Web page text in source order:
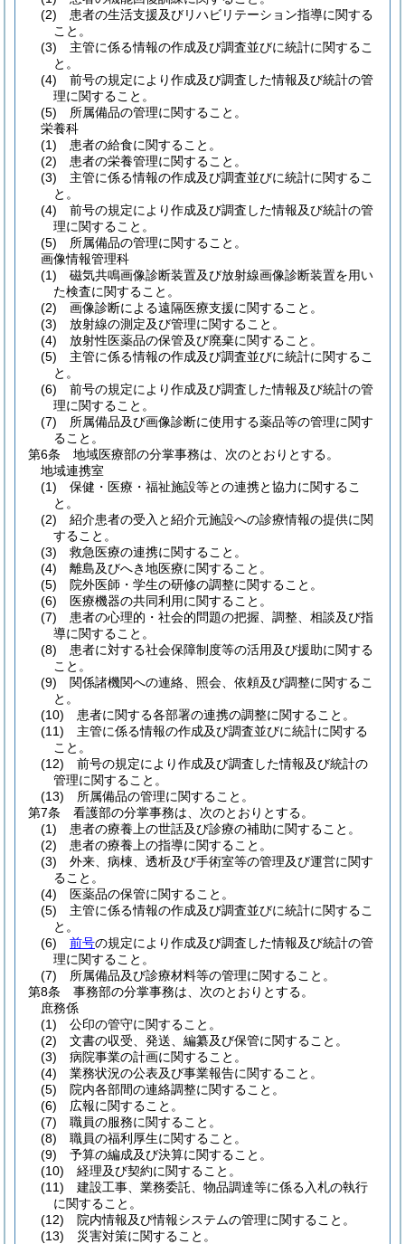
(2) 患者の生活支援及びリハビリテーション指導に関する
こと。
(3) 主管に係る情報の作成及び調査並びに統計に関するこ
と。
(4) 前号の規定により作成及び調査した情報及び統計の管
理に関すること。
(5) 所属備品の管理に関すること。
栄養科
(1) 患者の給食に関すること。
(2) 患者の栄養管理に関すること。
(3) 主管に係る情報の作成及び調査並びに統計に関するこ
と。
(4) 前号の規定により作成及び調査した情報及び統計の管
理に関すること。
(5) 所属備品の管理に関すること。
画像情報管理科
(1) 磁気共鳴画像診断装置及び放射線画像診断装置を用い
た検査に関すること。
(2) 画像診断による遠隔医療支援に関すること。
(3) 放射線の測定及び管理に関すること。
(4) 放射性医薬品の保管及び廃棄に関すること。
(5) 主管に係る情報の作成及び調査並びに統計に関するこ
と。
(6) 前号の規定により作成及び調査した情報及び統計の管
理に関すること。
(7) 所属備品及び画像診断に使用する薬品等の管理に関す
ること。
第6条
地域医療部の分掌事務は、次のとおりとする。
地域連携室
(1) 保健・医療・福祉施設等との連携と協力に関するこ
と。
(2) 紹介患者の受入と紹介元施設への診療情報の提供に関
すること。
(3) 救急医療の連携に関すること。
(4) 離島及びへき地医療に関すること。
(5) 院外医師・学生の研修の調整に関すること。
(6) 医療機器の共同利用に関すること。
(7) 患者の心理的・社会的問題の把握、調整、相談及び指
導に関すること。
(8) 患者に対する社会保障制度等の活用及び援助に関する
こと。
(9) 関係諸機関への連絡、照会、依頼及び調整に関するこ
と。
(10) 患者に関する各部署の連携の調整に関すること。
(11) 主管に係る情報の作成及び調査並びに統計に関する
こと。
(12) 前号の規定により作成及び調査した情報及び統計の
管理に関すること。
(13) 所属備品の管理に関すること。
第7条
看護部の分掌事務は、次のとおりとする。
(1)
患者の療養上の世話及び診療の補助に関すること。
(2)
患者の療養上の指導に関すること。
(3)
外来、病棟、透析及び手術室等の管理及び運営に関す
ること。
(4)
医薬品の保管に関すること。
(5)
主管に係る情報の作成及び調査並びに統計に関するこ
と。
(6)
前号の規定により作成及び調査した情報及び統計の管
理に関すること。
(7)
所属備品及び診療材料等の管理に関すること。
第8条
事務部の分掌事務は、次のとおりとする。
庶務係
(1) 公印の管守に関すること。
(2) 文書の収受、発送、編纂及び保管に関すること。
(3) 病院事業の計画に関すること。
(4) 業務状況の公表及び事業報告に関すること。
(5) 院内各部間の連絡調整に関すること。
(6) 広報に関すること。
(7) 職員の服務に関すること。
(8) 職員の福利厚生に関すること。
(9) 予算の編成及び決算に関すること。
(10) 経理及び契約に関すること。
(11) 建設工事、業務委託、物品調達等に係る入札の執行
に関すること。
(12) 院内情報及び情報システムの管理に関すること。
(13) 災害対策に関すること。